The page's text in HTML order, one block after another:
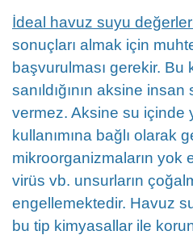
İdeal havuz suyu
sonuçları almak için
başvurulması gerekir. Bu
sanıldığının aksine insan
vermez. Aksine su içinde
kullanımına bağlı olarak
mikroorganizmaların yok
virüs vb. unsurların
engellemektedir. Havuz
bu tip kimyasallar ile